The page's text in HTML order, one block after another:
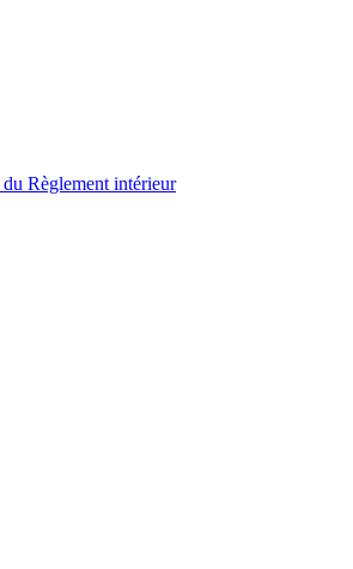
Règlement intérieur